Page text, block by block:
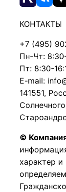
КОНТАКТЫ
+7 (495)
Пн-Чт:
Пт: 8:30-
E-mail:
141551,
©
характер и